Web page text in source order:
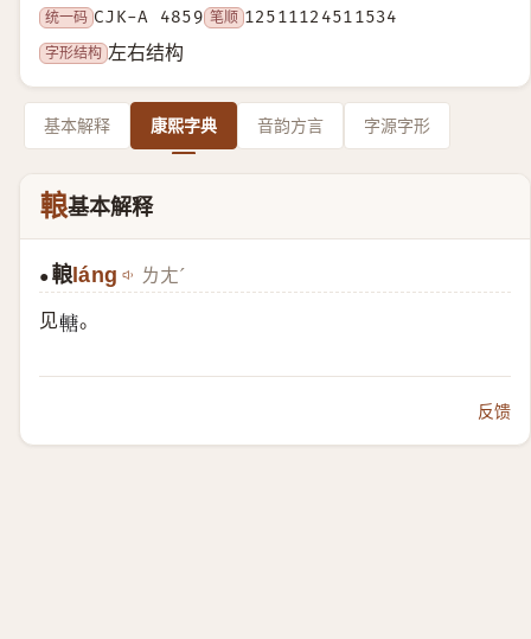
统一码 CJK-A 4859 笔顺 12511124511534
字形结构 左右结构
基本解释 康熙字典 音韵方言 字源字形
䡙基本解释
● 䡙láng ㄌㄤˊ
见𨍴 。
反馈